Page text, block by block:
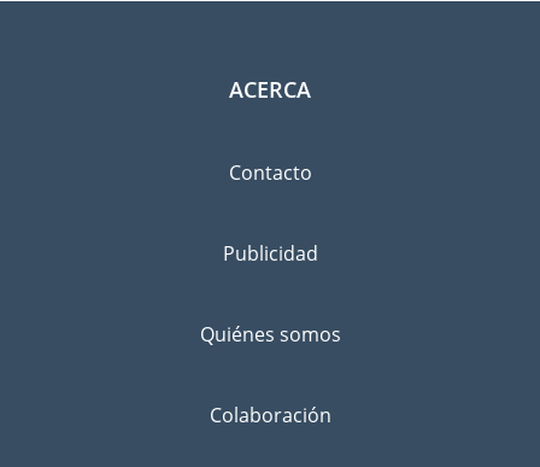
ACERCA
Contacto
Publicidad
Quiénes somos
Colaboración